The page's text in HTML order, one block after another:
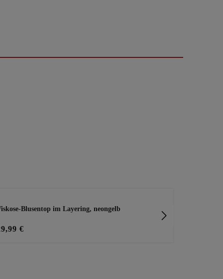
Blusentop im Layering, neongelb
€